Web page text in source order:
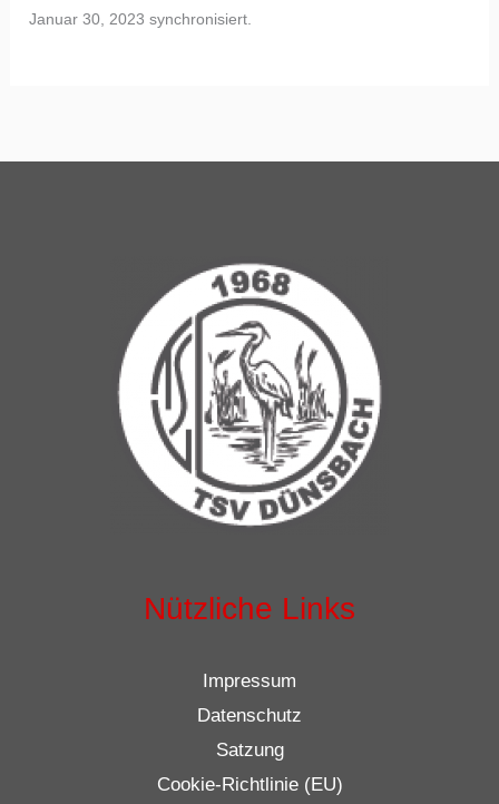
Januar 30, 2023 synchronisiert.
Nützliche Links
Impressum
Datenschutz
Satzung
Cookie-Richtlinie (EU)